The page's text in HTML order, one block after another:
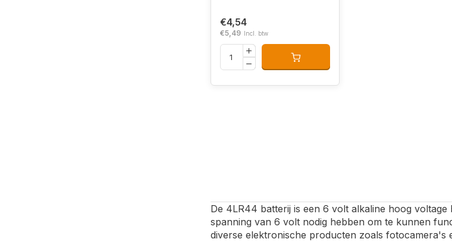
€4,54
€5,49 Incl. btw
De 4LR44 batterij is een 6 volt alkaline hoog
spanning van 6 volt nodig hebben om te kunnen
diverse elektronische producten zoals fotocamera's